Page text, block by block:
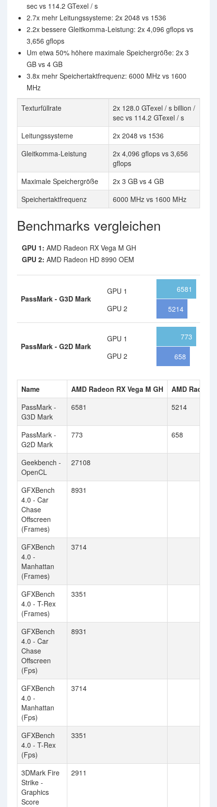
sec vs 114.2 GTexel / s
2.7x mehr Leitungssysteme: 2x 2048 vs 1536
2.2x bessere Gleitkomma-Leistung: 2x 4,096 gflops vs
3,656 gflops
Um etwa 50% höhere maximale Speichergröße: 2x 3
GB vs 4 GB
3.8x mehr Speichertaktfrequenz: 6000 MHz vs 1600
MHz
Texturfüllrate
2x 128.0 GTexel / s billion /
sec vs 114.2 GTexel / s
Leitungssysteme
2x 2048 vs 1536
Gleitkomma-Leistung
2x 4,096 gflops vs 3,656
gflops
Maximale Speichergröße
2x 3 GB vs 4 GB
Speichertaktfrequenz
6000 MHz vs 1600 MHz
Benchmarks vergleichen
GPU 1: AMD Radeon RX Vega M GH
GPU 2: AMD Radeon HD 8990 OEM
PassMark - G3D Mark
GPU 1
GPU 2
6581
5214
PassMark - G2D Mark
GPU 1
GPU 2
773
658
Name AMD Radeon RX Vega M GH
AMD Radeon
PassMark -
G3D Mark
6581 5214
PassMark -
G2D Mark
773 658
Geekbench -
OpenCL
27108
GFXBench
4.0 - Car
Chase
Offscreen
(Frames)
8931
GFXBench
4.0 -
Manhattan
(Frames)
3714
GFXBench
4.0 - T-Rex
(Frames)
3351
GFXBench
4.0 - Car
Chase
Offscreen
(Fps)
8931
GFXBench
4.0 -
Manhattan
(Fps)
3714
GFXBench
4.0 - T-Rex
(Fps)
3351
3DMark Fire
Strike -
Graphics
Score
2911